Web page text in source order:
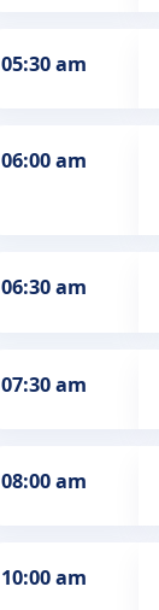
05:30 am
06:00 am
06:30 am
07:30 am
08:00 am
10:00 am